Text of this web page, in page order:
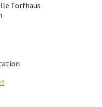
Torfhaus